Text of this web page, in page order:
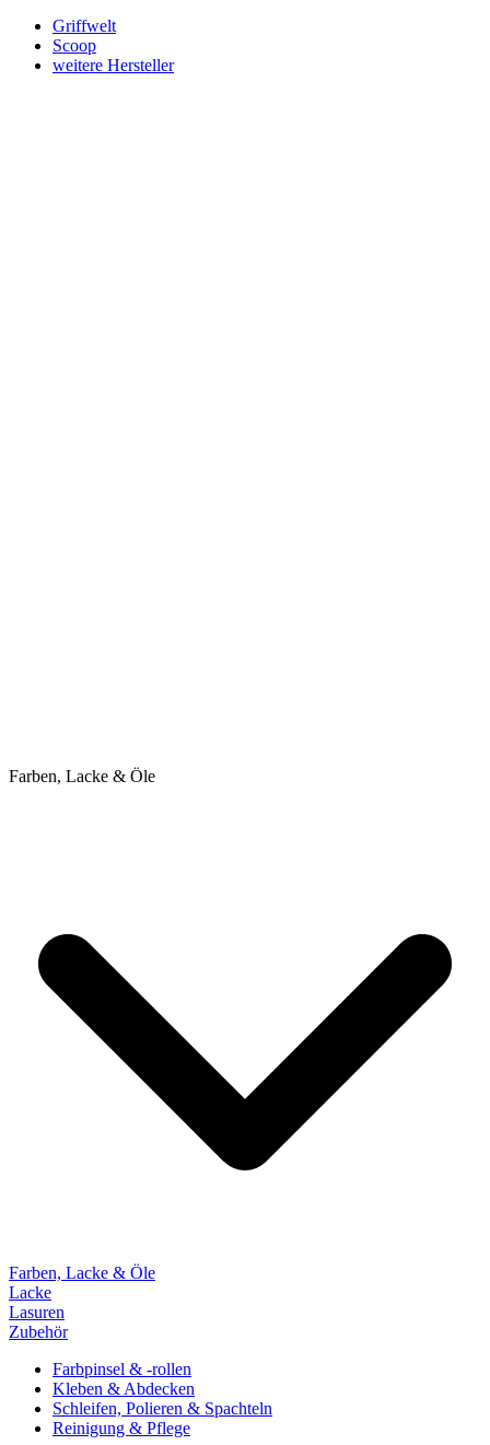
Griffwelt
Scoop
weitere Hersteller
Farben, Lacke & Öle
Farben, Lacke & Öle
Lacke
Lasuren
Zubehör
Farbpinsel & -rollen
Kleben & Abdecken
Schleifen, Polieren & Spachteln
Reinigung & Pflege